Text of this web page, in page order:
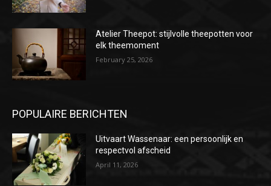
Atelier Theepot: stijlvolle theepotten voor
elk theemoment
February 25, 2026
POPULAIRE BERICHTEN
Uitvaart Wassenaar: een persoonlijk en
respectvol afscheid
April 11, 2026